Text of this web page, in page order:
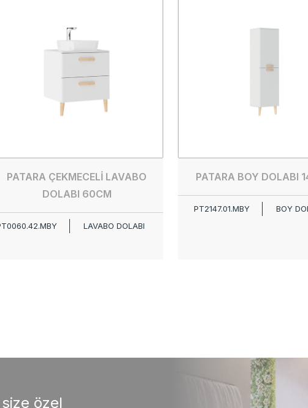
PATARA ÇEKMECELİ LAVABO
DOLABI 60CM
LAVABO DOLABI
PATARA BOY DOLABI
PT2147.01.MBY BOY
özel